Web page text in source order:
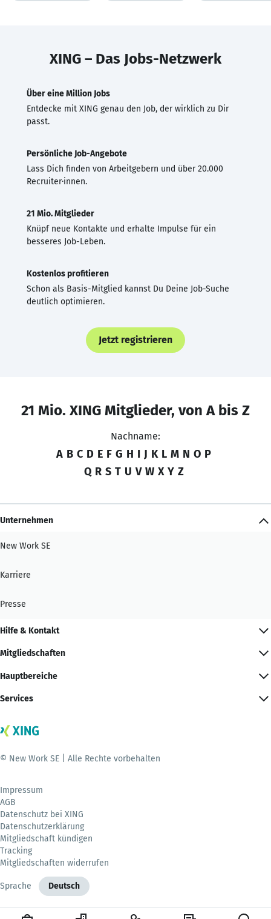
XING – Das Jobs-Netzwerk
Über eine Million Jobs
Entdecke mit XING genau den Job, der wirklich zu Dir
passt.
Persönliche Job-Angebote
Lass Dich finden von Arbeitgebern und über 20.000
Recruiter·innen.
21 Mio. Mitglieder
Knüpf neue Kontakte und erhalte Impulse für ein
besseres Job-Leben.
Kostenlos profitieren
Schon als Basis-Mitglied kannst Du Deine Job-Suche
deutlich optimieren.
Jetzt registrieren
21 Mio. XING Mitglieder, von A bis Z
Nachname:
A B C D E F G H I J K L M N O P
Q R S T U V W X Y Z
Unternehmen
New Work SE
Karriere
Presse
Hilfe & Kontakt
Mitgliedschaften
Hauptbereiche
Services
© New Work SE | Alle Rechte vorbehalten
Impressum
AGB
Datenschutz bei XING
Datenschutzerklärung
Mitgliedschaft kündigen
Tracking
Mitgliedschaften widerrufen
Sprache Deutsch